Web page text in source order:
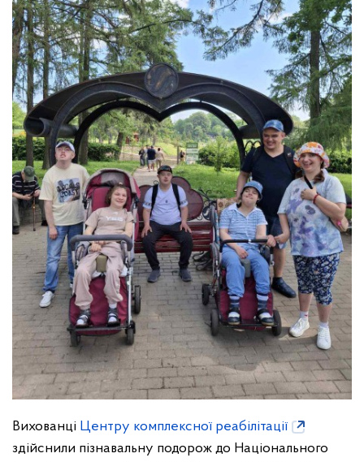
Вихованці Центру комплексної реабілітації
здійснили пізнавальну подорож до Національного